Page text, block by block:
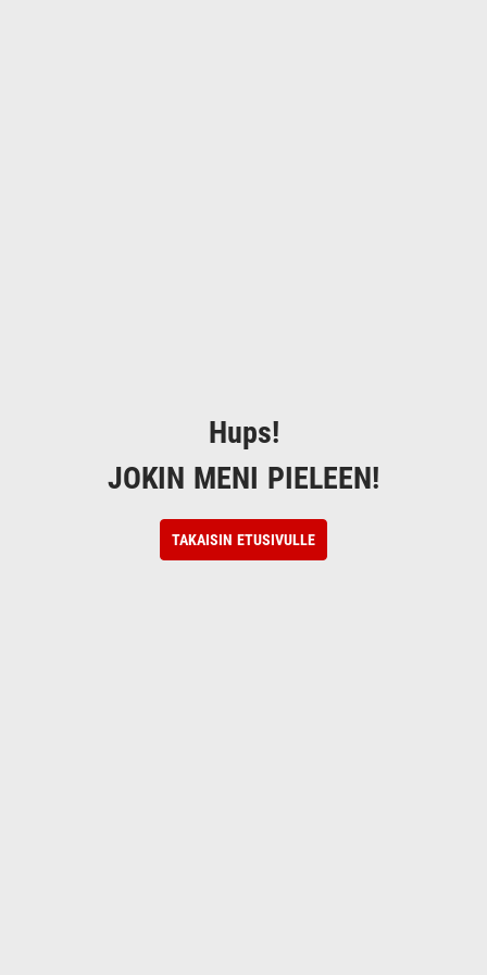
Hups!
JOKIN MENI PIELEEN!
TAKAISIN ETUSIVULLE